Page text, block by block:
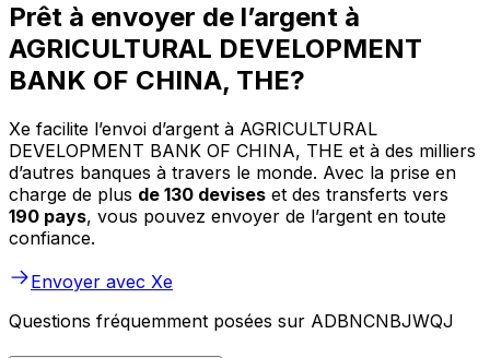
Prêt à envoyer de l’argent à
AGRICULTURAL DEVELOPMENT
BANK OF CHINA, THE?
Xe facilite l’envoi d’argent à AGRICULTURAL
DEVELOPMENT BANK OF CHINA, THE et à des milliers
d’autres banques à travers le monde. Avec la prise en
charge de plus de 130 devises et des transferts vers
190 pays, vous pouvez envoyer de l’argent en toute
confiance.
Envoyer avec Xe
Questions fréquemment posées sur ADBNCNBJWQJ